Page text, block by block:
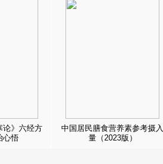
论》六经方
心悟
中国居民膳食营养素参考摄入
量（2023版）